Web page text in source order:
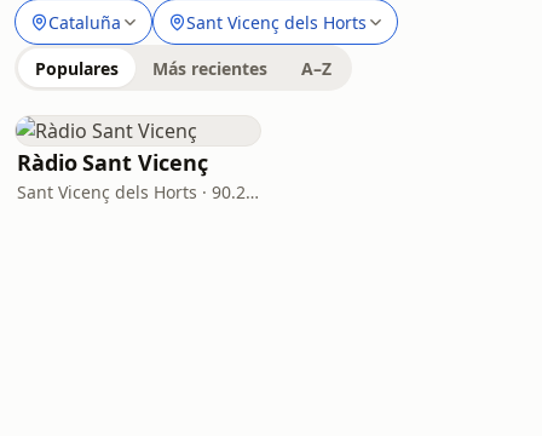
Cataluña Sant Vicenç dels Horts
Populares Más recientes A–Z
Ràdio Sant Vicenç
Sant Vicenç dels Horts · 90.2 FM